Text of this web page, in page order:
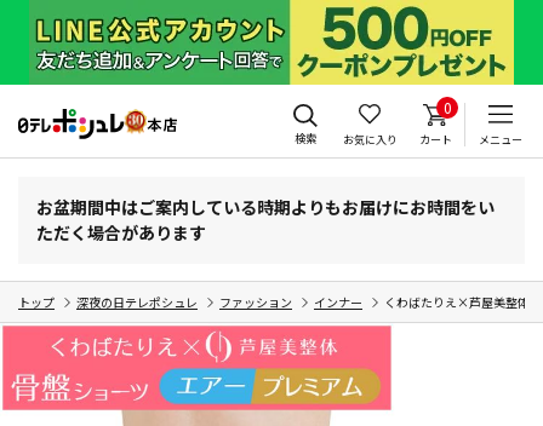
検索 お気に入り
0
カート メニュー
お盆期間中はご案内している時期よりもお届けにお時間をい
ただく場合があります
トップ 深夜の日テレポシュレ ファッション インナー くわばたりえ×芦屋美整体